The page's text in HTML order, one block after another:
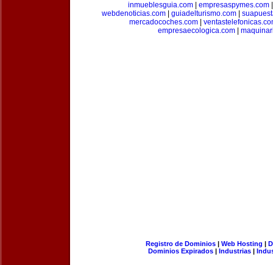
inmueblesguia.com| empresaspymes.com
webdenoticias.com
guiadelturismo.com
mercadocoches.com|
empresaecologica.com
Registro de Dominios| Web Hosting |
Dominios Expirados | Industrias |